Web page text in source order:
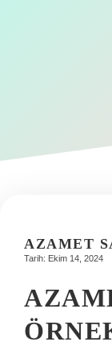
Gizlilik Politikası
AZAMET
Tarih: Ekim 14, 2024